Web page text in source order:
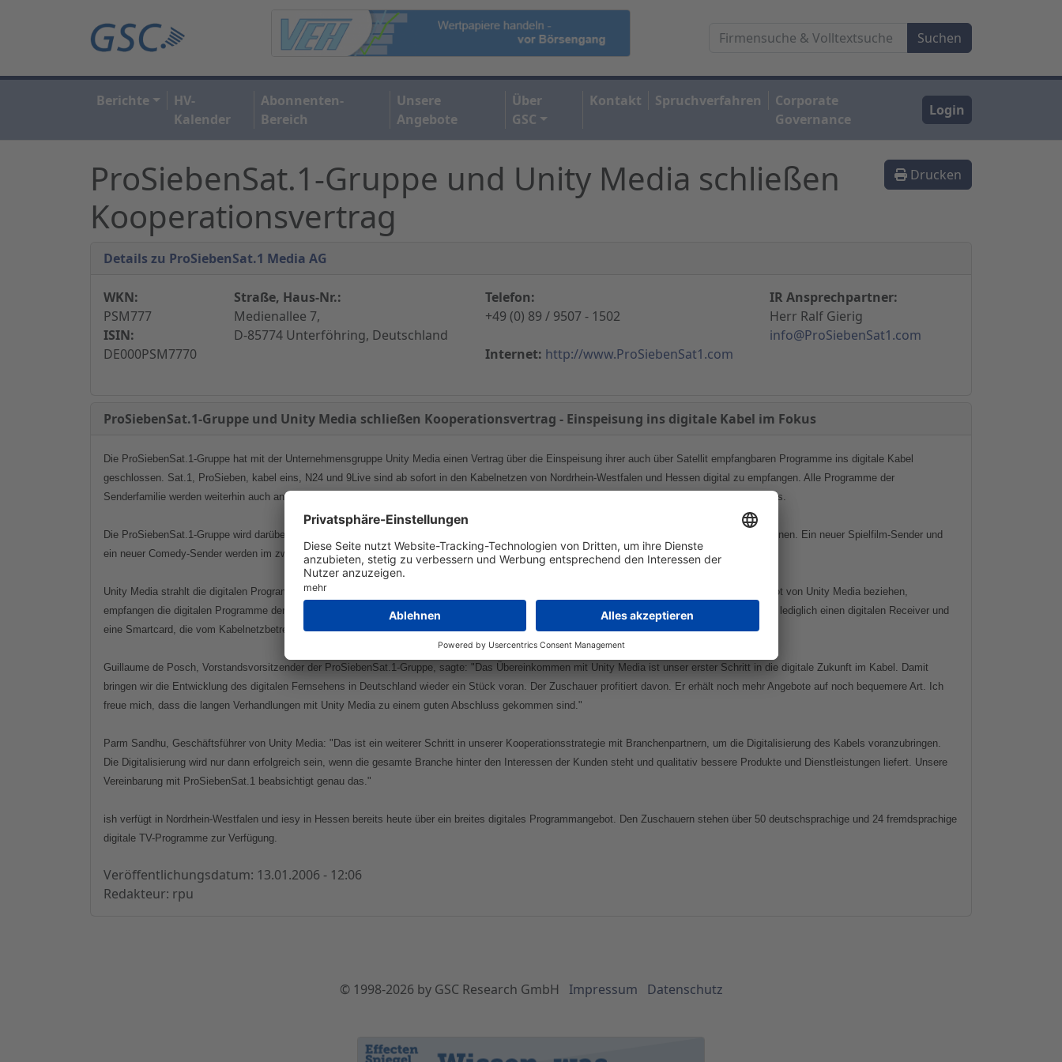
Berichte
HV-
Kalender
Abonnenten-
Bereich
Unsere
Angebote
Über
GSC
Kontakt Spruchverfahren
Corporate
Governance
Login
Drucken
ProSiebenSat.1-Gruppe und Unity Media schließen
Kooperationsvertrag
Details zu ProSiebenSat.1 Media AG
WKN:
PSM777
ISIN:
DE000PSM7770
Straße, Haus-Nr.:
Medienallee 7,
D-85774 Unterföhring, Deutschland
Telefon:
+49 (0) 89 / 9507 - 1502
Internet: http://www.ProSiebenSat1.com
IR Ansprechpartner:
Herr Ralf Gierig
info@ProSiebenSat1.com
ProSiebenSat.1-Gruppe und Unity Media schließen Kooperationsvertrag - Einspeisung ins digitale Kabel im Fokus
Die ProSiebenSat.1-Gruppe hat mit der Unternehmensgruppe Unity Media einen Vertrag über die Einspeisung ihrer auch über Satellit empfangbaren Programme ins digitale Kabel
geschlossen. Sat.1, ProSieben, kabel eins, N24 und 9Live sind ab sofort in den Kabelnetzen von Nordrhein-Westfalen und Hessen digital zu empfangen. Alle Programme der
Senderfamilie werden weiterhin auch analog ausgestrahlt. Unity Media ist ein Zusammenschluss der Kabelnetzbetreiber ish, iesy und Tele Columbus.
Die ProSiebenSat.1-Gruppe wird darüber hinaus zwei digitale Pay-Programme starten und damit ein neues Geschäftsfeld für das Unternehmen eröffnen. Ein neuer Spielfilm-Sender und
ein neuer Comedy-Sender werden im zweiten Quartal 2006 den Sendebetrieb aufnehmen.
Unity Media strahlt die digitalen Programme aus Gründen des Signalschutzes grundverschlüsselt aus. Zuschauer, die das digitale Programmangebot von Unity Media beziehen,
empfangen die digitalen Programme der ProSiebenSat.1-Gruppe automatisch. Zuschauer, die bisher kein digitales Fernsehen empfangen, brauchen lediglich einen digitalen Receiver und
eine Smartcard, die vom Kabelnetzbetreiber gegen eine einmalige Freischaltgebühr von 19,95 EUR aktiviert wird. Weitere Gebühren fallen nicht an.
Guillaume de Posch, Vorstandsvorsitzender der ProSiebenSat.1-Gruppe, sagte: "Das Übereinkommen mit Unity Media ist unser erster Schritt in die digitale Zukunft im Kabel. Damit
bringen wir die Entwicklung des digitalen Fernsehens in Deutschland wieder ein Stück voran. Der Zuschauer profitiert davon. Er erhält noch mehr Angebote auf noch bequemere Art. Ich
freue mich, dass die langen Verhandlungen mit Unity Media zu einem guten Abschluss gekommen sind."
Parm Sandhu, Geschäftsführer von Unity Media: "Das ist ein weiterer Schritt in unserer Kooperationsstrategie mit Branchenpartnern, um die Digitalisierung des Kabels voranzubringen.
Die Digitalisierung wird nur dann erfolgreich sein, wenn die gesamte Branche hinter den Interessen der Kunden steht und qualitativ bessere Produkte und Dienstleistungen liefert. Unsere
Vereinbarung mit ProSiebenSat.1 beabsichtigt genau das."
ish verfügt in Nordrhein-Westfalen und iesy in Hessen bereits heute über ein breites digitales Programmangebot. Den Zuschauern stehen über 50 deutschsprachige und 24 fremdsprachige
digitale TV-Programme zur Verfügung.
Veröffentlichungsdatum: 13.01.2006 - 12:06
Redakteur: rpu
© 1998-2026by GSC Research GmbH Impressum Datenschutz